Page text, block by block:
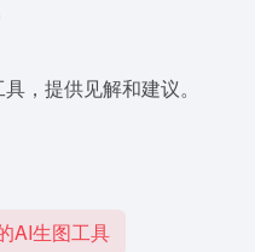
，提供见解和建议。
AI生图工具